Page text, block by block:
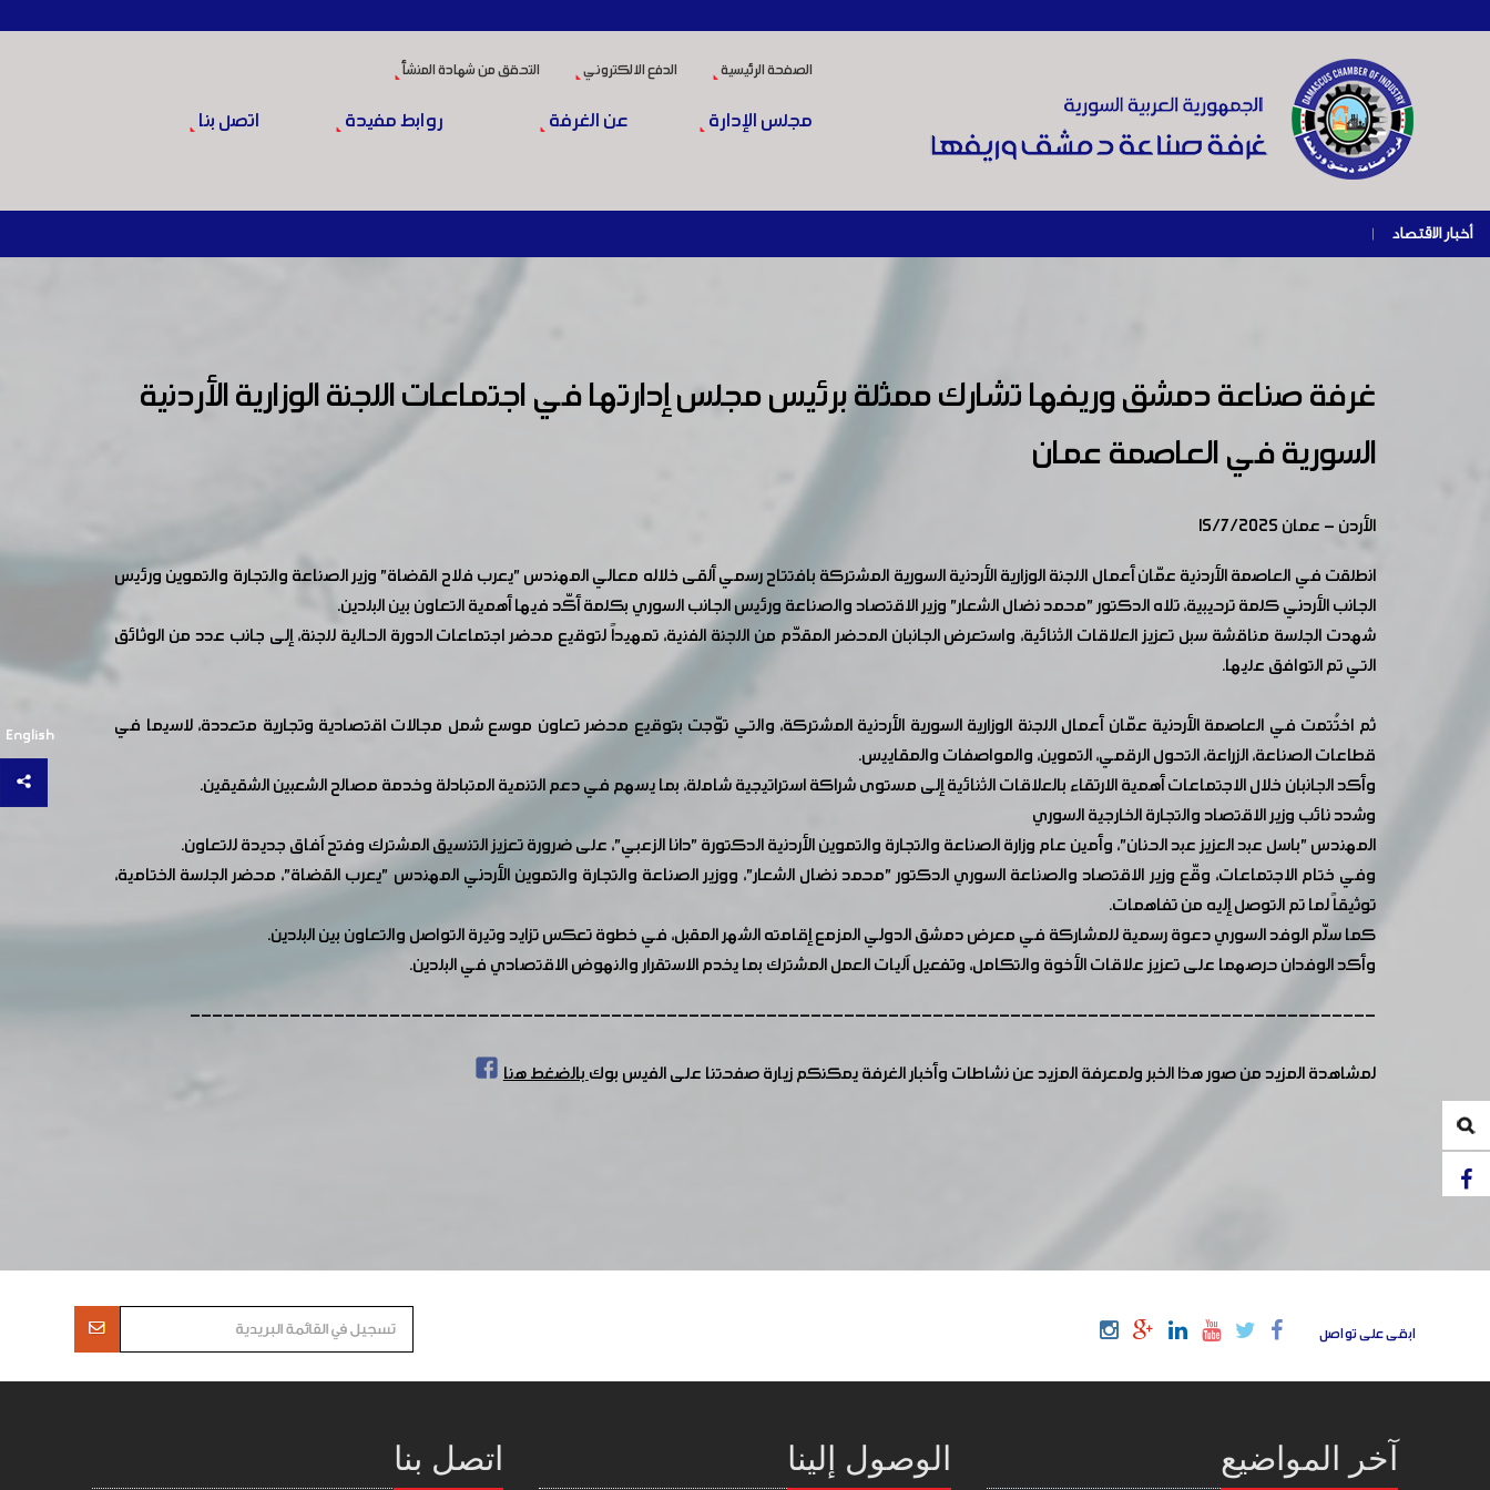
الصفحة الرئيسية الدفع الالكتروني التحقق من شهادة المنشأ
مجلس الإدارة عن الغرفة روابط مفيدة اتصل بنا
أخبار الاقتصاد |
English
غرفة صناعة دمشق وريفها تشارك ممثلة برئيس مجلس إدارتها في اجتماعات اللجنة الوزارية الأردنية
السورية في العاصمة عمان
الأردن - عمان 15/7/2025
انطلقت في العاصمة الأردنية عمّان أعمال اللجنة الوزارية الأردنية السورية المشتركة بافتتاح رسمي ألقى خلاله معالي المهندس "يعرب فلاح القضاة" وزير الصناعة والتجارة والتموين ورئيس
الجانب الأردني كلمة ترحيبية، تلاه الدكتور "محمد نضال الشعار" وزير الاقتصاد والصناعة ورئيس الجانب السوري بكلمة أكّد فيها أهمية التعاون بين البلدين.
شهدت الجلسة مناقشة سبل تعزيز العلاقات الثنائية، واستعرض الجانبان المحضر المقدّم من اللجنة الفنية، تمهيداً لتوقيع محضر اجتماعات الدورة الحالية للجنة، إلى جانب عدد من الوثائق
التي تم التوافق عليها.
ثم اختُتمت في العاصمة الأردنية عمّان أعمال اللجنة الوزارية السورية الأردنية المشتركة، والتي توّجت بتوقيع محضر تعاون موسع شمل مجالات اقتصادية وتجارية متعددة، لاسيما في
قطاعات الصناعة، الزراعة، التحول الرقمي، التموين، والمواصفات والمقاييس.
وأكد الجانبان خلال الاجتماعات أهمية الارتقاء بالعلاقات الثنائية إلى مستوى شراكة استراتيجية شاملة، بما يسهم في دعم التنمية المتبادلة وخدمة مصالح الشعبين الشقيقين.
وشدد نائب وزير الاقتصاد والتجارة الخارجية السوري
المهندس "باسل عبد العزيز عبد الحنان"، وأمين عام وزارة الصناعة والتجارة والتموين الأردنية الدكتورة "دانا الزعبي"، على ضرورة تعزيز التنسيق المشترك وفتح آفاق جديدة للتعاون.
وفي ختام الاجتماعات، وقّع وزير الاقتصاد والصناعة السوري الدكتور "محمد نضال الشعار"، ووزير الصناعة والتجارة والتموين الأردني المهندس "يعرب القضاة"، محضر الجلسة الختامية،
توثيقاً لما تم التوصل إليه من تفاهمات.
كما سلّم الوفد السوري دعوة رسمية للمشاركة في معرض دمشق الدولي المزمع إقامته الشهر المقبل، في خطوة تعكس تزايد وتيرة التواصل والتعاون بين البلدين.
وأكد الوفدان حرصهما على تعزيز علاقات الأخوة والتكامل، وتفعيل آليات العمل المشترك بما يخدم الاستقرار والنهوض الاقتصادي في البلدين.
-----------------------------------------------------------------------------------------------------------
لمشاهدة المزيد من صور هذا الخبر ولمعرفة المزيد عن نشاطات وأخبار الغرفة يمكنكم زيارة صفحتنا على الفيس بوكبالضغط هنا
ابقى على تواصل
آخر المواضيع الوصول إلينا اتصل بنا